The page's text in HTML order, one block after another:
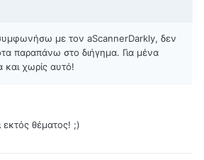
με τον aScannerDarkly, δεν
παραπάνω στο διήγημα. Για μένα
και χωρίς αυτό!
εκτός θέματος! ;)